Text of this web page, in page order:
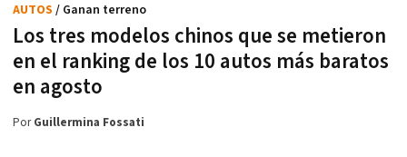
Los tres modelos chinos que se metieron
en el ranking de los 10 autos más baratos
en agosto
AUTOS / Ganan terreno
PorGuillermina Fossati